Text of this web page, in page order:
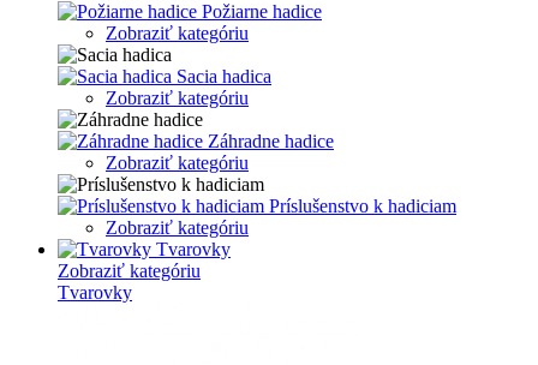
Požiarne hadice
Zobraziť kategóriu
Sacia hadica
Zobraziť kategóriu
Záhradne hadice
Zobraziť kategóriu
Príslušenstvo k hadiciam
Zobraziť kategóriu
Tvarovky
Zobraziť kategóriu
Tvarovky